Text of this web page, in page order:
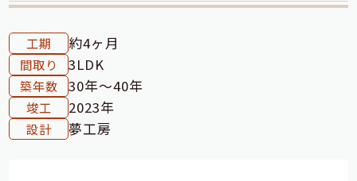
工期 約4ヶ月
間取り 3LDK
築年数 30年～40年
竣工 2023年
設計 夢工房